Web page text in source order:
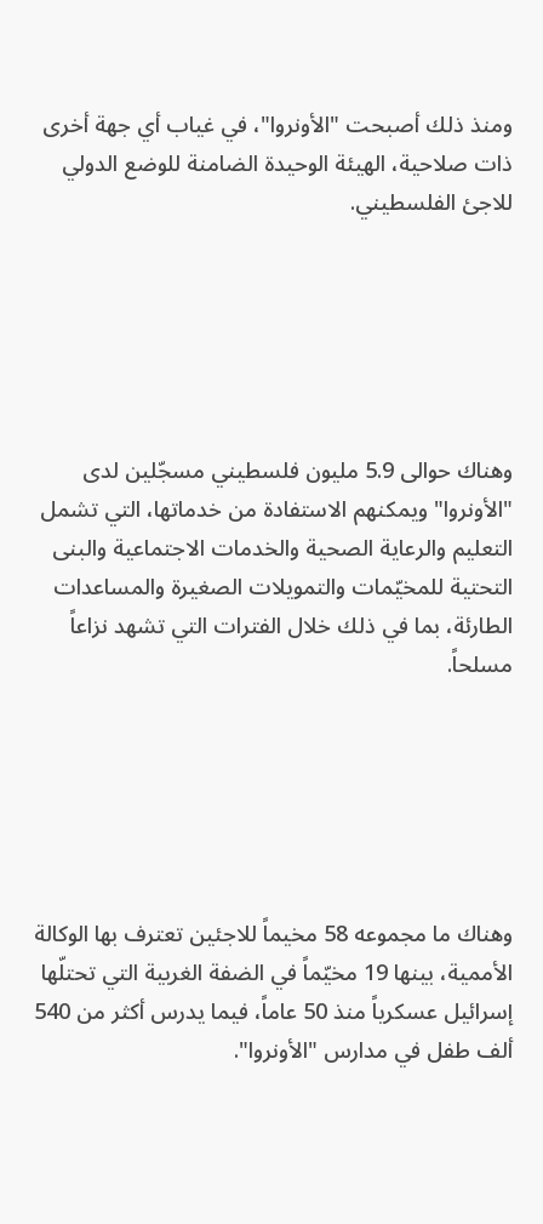
ومنذ ذلك أصبحت "الأونروا"، في غياب أي جهة أخرى
ذات صلاحية، الهيئة الوحيدة الضامنة للوضع الدولي
للاجئ الفلسطيني.
وهناك حوالى 5.9 مليون فلسطيني مسجّلين لدى
"الأونروا" ويمكنهم الاستفادة من خدماتها، التي تشمل
التعليم والرعاية الصحية والخدمات الاجتماعية والبنى
التحتية للمخيّمات والتمويلات الصغيرة والمساعدات
الطارئة، بما في ذلك خلال الفترات التي تشهد نزاعاً
مسلحاً.
وهناك ما مجموعه 58 مخيماً للاجئين تعترف بها الوكالة
الأممية، بينها 19 مخيّماً في الضفة الغربية التي تحتلّها
إسرائيل عسكرياً منذ 50 عاماً، فيما يدرس أكثر من 540
ألف طفل في مدارس "الأونروا".